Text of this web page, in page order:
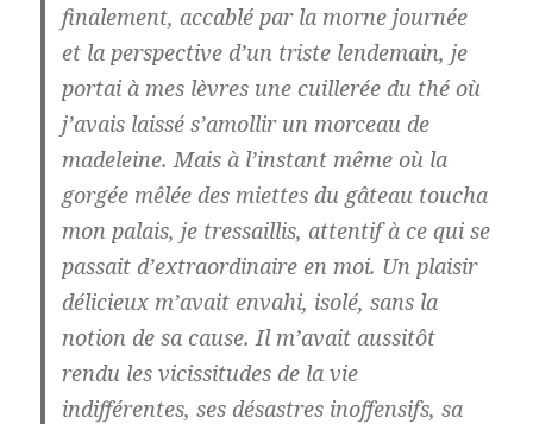
finalement, accablé par la morne journée
et la perspective d’un triste lendemain, je
portai à mes lèvres une cuillerée du thé où
j’avais laissé s’amollir un morceau de
madeleine. Mais à l’instant même où la
gorgée mêlée des miettes du gâteau toucha
mon palais, je tressaillis, attentif à ce qui se
passait d’extraordinaire en moi. Un plaisir
délicieux m’avait envahi, isolé, sans la
notion de sa cause. Il m’avait aussitôt
rendu les vicissitudes de la vie
indifférentes, ses désastres inoffensifs, sa